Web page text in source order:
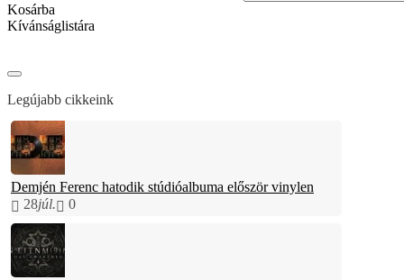
Kosárba
Kívánságlistára
Legújabb cikkeink
Demjén Ferenc hatodik stúdióalbuma először vinylen
28júl. 0